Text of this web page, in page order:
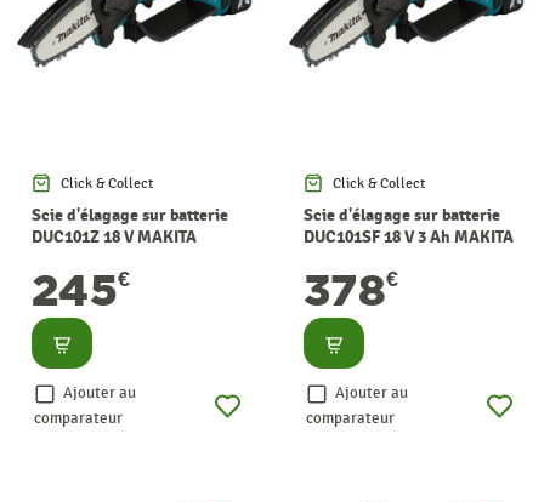
Click & Collect
Scie d'élagage sur batterie
DUC101Z 18 V MAKITA
245€
Consulter
Ajouter au
comparateur
Click & Collect
Scie d'élagage sur batterie
DUC101SF 18 V 3 Ah MAKITA
378€
Consulter
Ajouter au
comparateur